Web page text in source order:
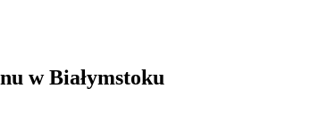
w Białymstoku